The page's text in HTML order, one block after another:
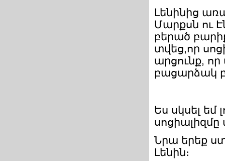
Լենինից
Մարքսն ու
բերած
տվեց,որ
արցունք,
բացարձակ
Ես սկսել եմ
սոցիալիզմը
Նրա երեք
Լենին։